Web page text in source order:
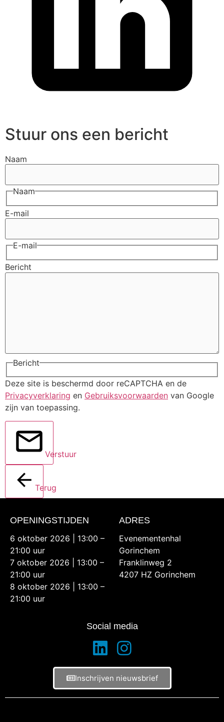
Stuur ons een bericht
Naam
Naam
E-mail
E-mail
Bericht
Bericht
Deze site is beschermd door reCAPTCHA en de
Privacyverklaring en Gebruiksvoorwaarden van Google
zijn van toepassing.
Verstuur
Terug
OPENINGSTIJDEN
6 oktober 2026 | 13:00 –
21:00 uur
7 oktober 2026 | 13:00 –
21:00 uur
8 oktober 2026 | 13:00 –
21:00 uur
ADRES
Evenementenhal
Gorinchem
Franklinweg 2
4207 HZ Gorinchem
Social media
Inschrijven nieuwsbrief